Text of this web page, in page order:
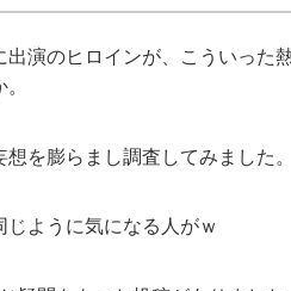
演のヒロインが、こういった
を膨らまし調査してみました。
ように気になる人がｗ